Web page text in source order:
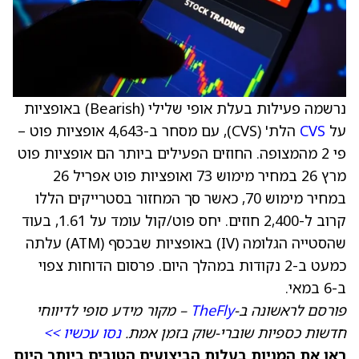
נרשמה פעילות בעלת אופי שלילי (Bearish) באופציות
על CVS
הלת' (CVS), עם מסחר ב-4,643 אופציות פוט –
פי 2 מהמצופה. החוזים הפעילים ביותר הם אופציות פוט
מרץ 26 במחיר מימוש 73 ואופציות פוט אפריל 26
במחיר מימוש 70, כאשר סך המחזור בסטרייקים הללו
קרוב ל-2,400 חוזים. יחס פוט/קול עומד על 1.61, בעוד
שהסטייה הגלומה (IV) באופציות שבכסף (ATM) עלתה
כמעט ב-2 נקודות במהלך היום. פרסום הדוחות צפוי
ב-6 במאי.
פורסם לראשונה ב-TheFly – מקור מידע סופי לדיווחי
חדשות כספיות שוברי-שוק בזמן אמת.נסו עכשיו >>